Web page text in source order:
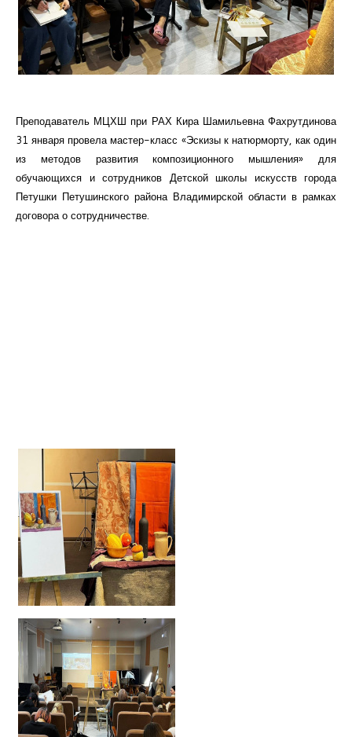
Творческий инкубатор
Преподаватель МЦХШ при РАХ Кира Шамильевна Фахрутдинова
31 января провела мастер-класс «Эскизы к натюрморту, как один
из методов развития композиционного мышления» для
обучающихся и сотрудников Детской школы искусств города
Петушки Петушинского района Владимирской области в рамках
договора о сотрудничестве.